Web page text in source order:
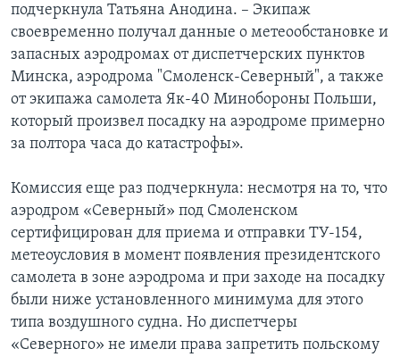
подчеркнула Татьяна Анодина. – Экипаж
своевременно получал данные о метеообстановке и
запасных аэродромах от диспетчерских пунктов
Минска, аэродрома "Смоленск-Северный", а также
от экипажа самолета Як-40 Минобороны Польши,
который произвел посадку на аэродроме примерно
за полтора часа до катастрофы».
Комиссия еще раз подчеркнула: несмотря на то, что
аэродром «Северный» под Смоленском
сертифицирован для приема и отправки ТУ-154,
метеоусловия в момент появления президентского
самолета в зоне аэродрома и при заходе на посадку
были ниже установленного минимума для этого
типа воздушного судна. Но диспетчеры
«Северного» не имели права запретить польскому